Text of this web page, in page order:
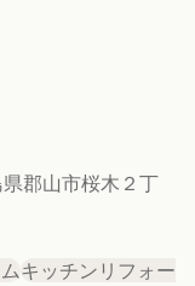
県郡山市桜木２丁
キッチンリフォー